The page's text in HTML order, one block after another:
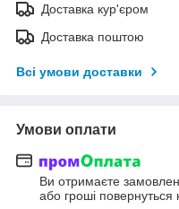
Доставка кур'єром
Доставка поштою
Всі умови доставки
Умови оплати
Ви отримаєте
або гроші повернуться